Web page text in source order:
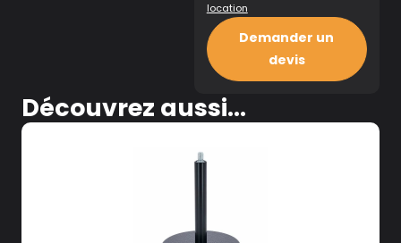
location
Demander un
devis
Découvrez aussi...